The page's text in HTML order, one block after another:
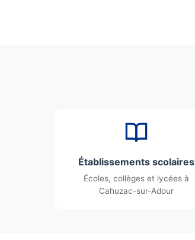
Établissements scolaires
Écoles, collèges et lycées à
Cahuzac-sur-Adour